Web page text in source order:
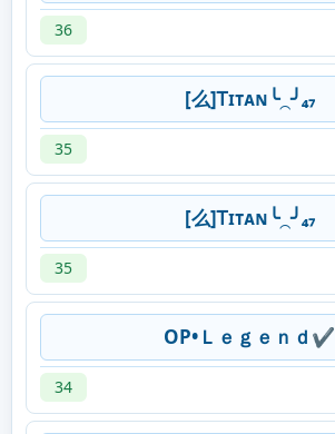
36
[么]Ꭲɪᴛᴀɴ╰⁔╯₄₇
35
[么]Ꭲɪᴛᴀɴ╰⁔╯₄₇
35
OP•Ｌｅｇｅｎｄ✔
34